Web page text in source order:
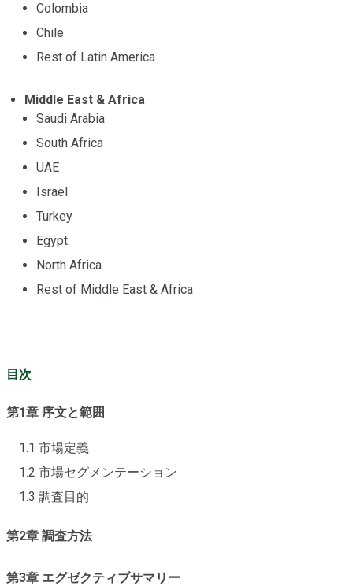
Colombia
Chile
Rest of Latin America
Middle East & Africa
Saudi Arabia
South Africa
UAE
Israel
Turkey
Egypt
North Africa
Rest of Middle East & Africa
目次
第1章 序文と範囲
1.1 市場定義
1.2 市場セグメンテーション
1.3 調査目的
第2章 調査方法
第3章 エグゼクティブサマリー